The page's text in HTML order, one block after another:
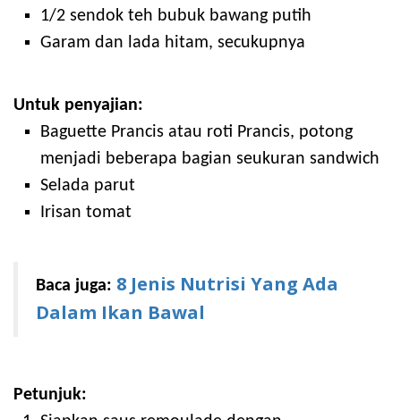
1/2 sendok teh bubuk bawang putih
Garam dan lada hitam, secukupnya
Untuk penyajian:
Baguette Prancis atau roti Prancis, potong
menjadi beberapa bagian seukuran sandwich
Selada parut
Irisan tomat
Baca juga: 8 Jenis Nutrisi Yang Ada
Dalam Ikan Bawal
Petunjuk: